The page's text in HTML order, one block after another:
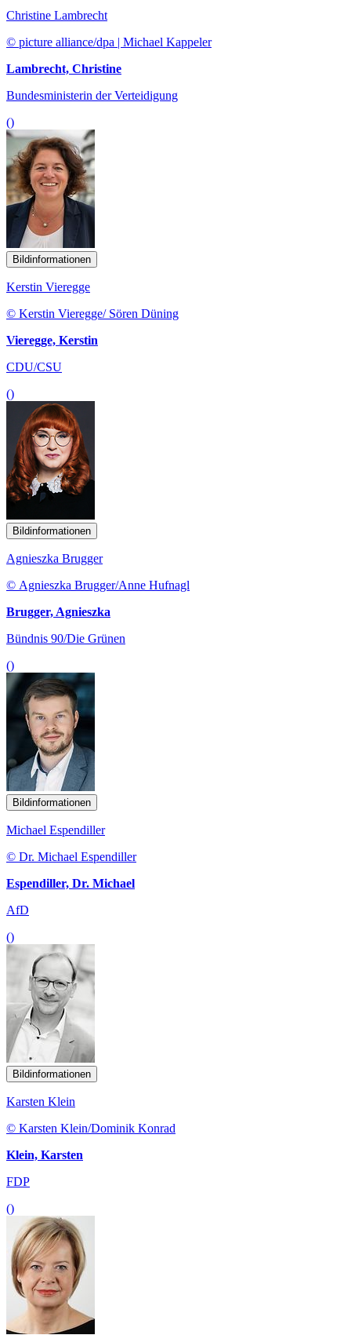
Christine Lambrecht
© picture alliance/dpa | Michael Kappeler
Lambrecht, Christine
Bundesministerin der Verteidigung
()
Bildinformationen
Kerstin Vieregge
© Kerstin Vieregge/ Sören Düning
Vieregge, Kerstin
CDU/CSU
()
Bildinformationen
Agnieszka Brugger
© Agnieszka Brugger/Anne Hufnagl
Brugger, Agnieszka
Bündnis 90/Die Grünen
()
Bildinformationen
Michael Espendiller
© Dr. Michael Espendiller
Espendiller, Dr. Michael
AfD
()
Bildinformationen
Karsten Klein
© Karsten Klein/Dominik Konrad
Klein, Karsten
FDP
()